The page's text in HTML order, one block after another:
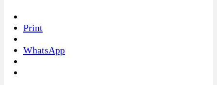
Print
WhatsApp